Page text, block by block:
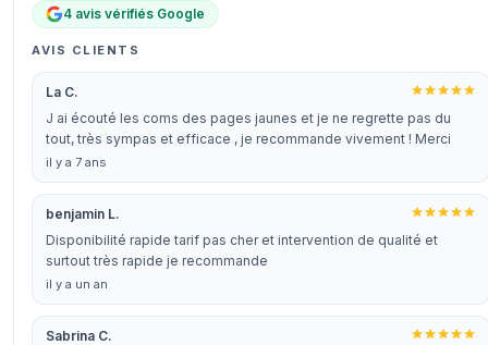
4 avis vérifiés Google
AVIS CLIENTS
La C.
J ai écouté les coms des pages jaunes et je ne regrette pas du
tout, très sympas et efficace , je recommande vivement ! Merci
il y a 7 ans
benjamin L.
Disponibilité rapide tarif pas cher et intervention de qualité et
surtout très rapide je recommande
il y a un an
Sabrina C.